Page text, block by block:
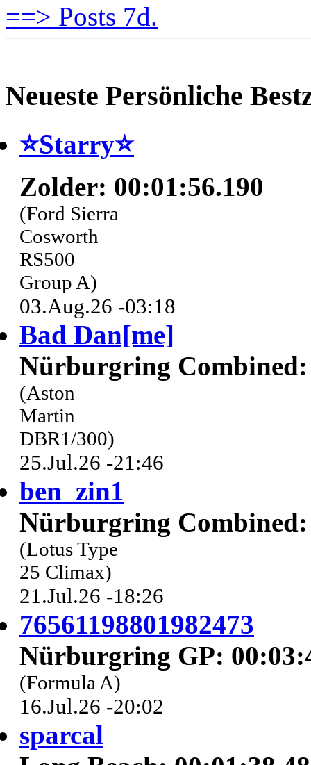
==> Posts 7d.
Neueste Persönliche
⭐️Starry⭐
Zolder: 00:01:56.190
(Ford Sierra
Cosworth
RS500
Group A)
03.Aug.26 -03:18
Bad Dan[me]
Nürburgring Combined:
(Aston
Martin
DBR1/300)
25.Jul.26 -21:46
ben_zin1
Nürburgring Combined:
(Lotus Type
25 Climax)
21.Jul.26 -18:26
76561198801982473
Nürburgring GP:
(Formula A)
16.Jul.26 -20:02
sparcal